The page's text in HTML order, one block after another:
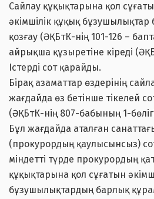
Сайлау құқықтарына қол
әкімшілік құқық бұзушылықтар
қозғау (ӘҚБтК-нің 101-126 –
айрықша құзыретіне кіреді
Істерді сот қарайды.
Бірақ азаматтар өздерінің
жағдайда өз бетінше тікелей
(ӘҚБтК-нің 807-бабының 1-
Бұл жағдайда аталған
(прокурордың қаулысынсыз)
міндетті түрде прокурордың
құқықтарына қол сұғатын
бұзушылықтардың барлық